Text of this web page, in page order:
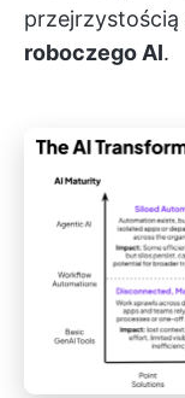
przejrzystością
roboczego AI.